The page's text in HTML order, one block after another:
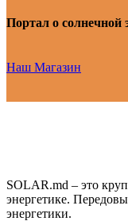
Портал о солнечной
Наш Магазин
SOLAR.md – это
энергетике.
энергетики.